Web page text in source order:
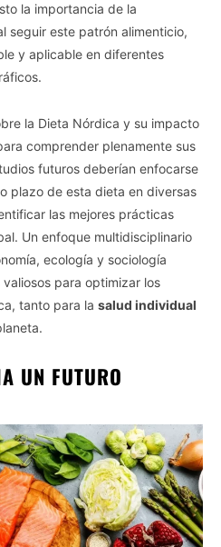
la importancia de la
seguir este patrón alimenticio,
y aplicable en diferentes
la Dieta Nórdica y su impacto
comprender plenamente sus
futuros deberían enfocarse
plazo de esta dieta en diversas
las mejores prácticas
Un enfoque multidisciplinario
ecología y sociología
para optimizar los
tanto para la salud individual
UN FUTURO